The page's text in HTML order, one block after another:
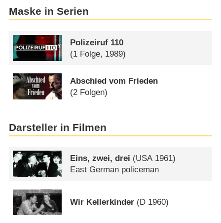
Maske in Serien
Polizeiruf 110
(1 Folge, 1989)
Abschied vom Frieden
(2 Folgen)
Darsteller in Filmen
Eins, zwei, drei (USA 1961)
East German policeman
Wir Kellerkinder (D 1960)